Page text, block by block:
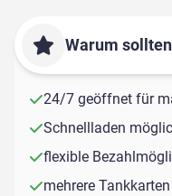
Warum
24/7 geöffnet für
Schnellladen
flexible
mehrere